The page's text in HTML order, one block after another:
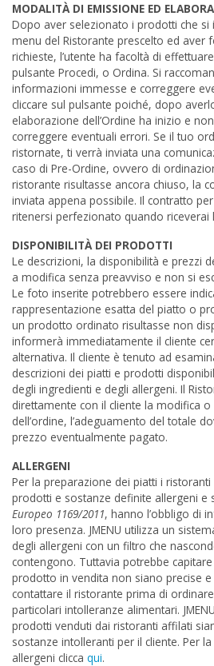
MODALITÀ DI EMISSIONE ED
Dopo aver selezionato i prodotti che si
menu del Ristorante prescelto ed aver
richieste, l’utente ha facoltà di
pulsante Procedi, o Ordina. Si
informazioni immesse e correggere
cliccare sul pulsante poiché, dopo
elaborazione dell’Ordine ha inizio e
correggere eventuali errori. Se il tuo
ristornate, ti verrà inviata una
caso di Pre-Ordine, ovvero di
ristorante risultasse ancora chiuso, la
inviata appena possibile. Il contratto
ritenersi perfezionato quando riceverai
DISPONIBILITÀ DEI PRODOTTI
Le descrizioni, la disponibilità e prezzi
a modifica senza preavviso e non si
Le foto inserite potrebbero essere
rappresentazione esatta del piatto o
un prodotto ordinato risultasse non
informerà immediatamente il cliente
alternativa. Il cliente è tenuto ad
descrizioni dei piatti e prodotti
degli ingredienti e degli allergeni. Il
direttamente con il cliente la modifica o
dell’ordine, l’adeguamento del totale
prezzo eventualmente pagato.
ALLERGENI
Per la preparazione dei piatti i
prodotti e sostanze definite allergeni e
Europeo 1169/2011, hanno l’obbligo di
loro presenza. JMENU utilizza un
degli allergeni con un filtro che
contengono. Tuttavia potrebbe
prodotto in vendita non siano precise
contattare il ristorante prima di
particolari intolleranze alimentari.
prodotti venduti dai ristoranti affilati
sostanze intolleranti per il cliente. Per
allergeni clicca qui.